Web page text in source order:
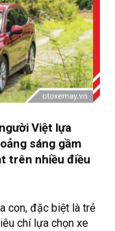
Việt lựa
sáng gầm
trên nhiều điều
con, đặc biệt là trẻ
chí lựa chọn xe